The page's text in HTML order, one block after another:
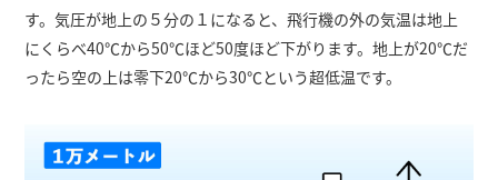
す。気圧が地上の５分の１になると、飛行機の外の気温は地上
にくらべ40℃から50℃ほど50度ほど下がります。地上が20℃だ
ったら空の上は零下20℃から30℃という超低温です。